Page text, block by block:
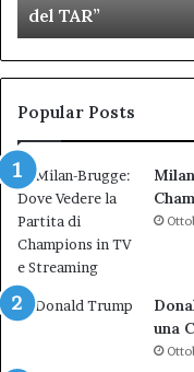
dell’amministrazione
Biondi.
Nuova
bocciatura
del
del TAR”
Popular Posts
una